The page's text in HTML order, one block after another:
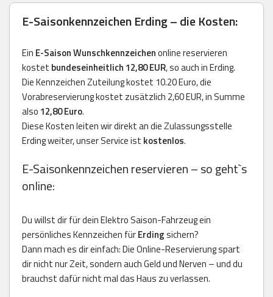
E-Saisonkennzeichen Erding – die Kosten:
Ein E-Saison Wunschkennzeichenonline reservieren
kostet bundeseinheitlich 12,80 EUR, so auch in Erding.
Die Kennzeichen Zuteilung kostet 10.20 Euro, die
Vorabreservierung kostet zusätzlich 2,60 EUR, in Summe
also 12,80 Euro.
Diese Kosten leiten wir direkt an die Zulassungsstelle
Erding weiter, unser Service ist kostenlos.
E-Saisonkennzeichen reservieren – so geht`s
online:
Du willst dir für dein Elektro Saison-Fahrzeug ein
persönliches Kennzeichen fürErdingsichern?
Dann mach es dir einfach: Die Online-Reservierung spart
dir nicht nur Zeit, sondern auch Geld und Nerven – und du
brauchst dafür nicht mal das Haus zu verlassen.